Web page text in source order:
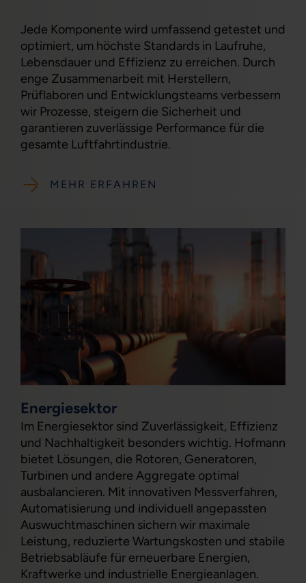
Jede Komponente wird umfassend getestet und
optimiert, um höchste Standards in Laufruhe,
Lebensdauer und Effizienz zu erreichen. Durch
enge Zusammenarbeit mit Herstellern,
Prüflaboren und Entwicklungsteams verbessern
wir Prozesse, steigern die Sicherheit und
garantieren zuverlässige Performance für die
gesamte Luftfahrtindustrie.
MEHR ERFAHREN
Energiesektor
Im Energiesektor sind Zuverlässigkeit, Effizienz
und Nachhaltigkeit besonders wichtig. Hofmann
bietet Lösungen, die Rotoren, Generatoren,
Turbinen und andere Aggregate optimal
ausbalancieren. Mit innovativen Messverfahren,
Automatisierung und individuell angepassten
Auswuchtmaschinen sichern wir maximale
Leistung, reduzierte Wartungskosten und stabile
Betriebsabläufe für erneuerbare Energien,
Kraftwerke und industrielle Energieanlagen.